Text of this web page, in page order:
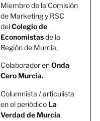
Miembro de la Comisión
de Marketing y RSC
delColegio de
Economistasde la
Región de Murcia.
Colaborador enOnda
Cero Murcia.
Columnista / articulista
en el periódico La
Verdad de Murcia.